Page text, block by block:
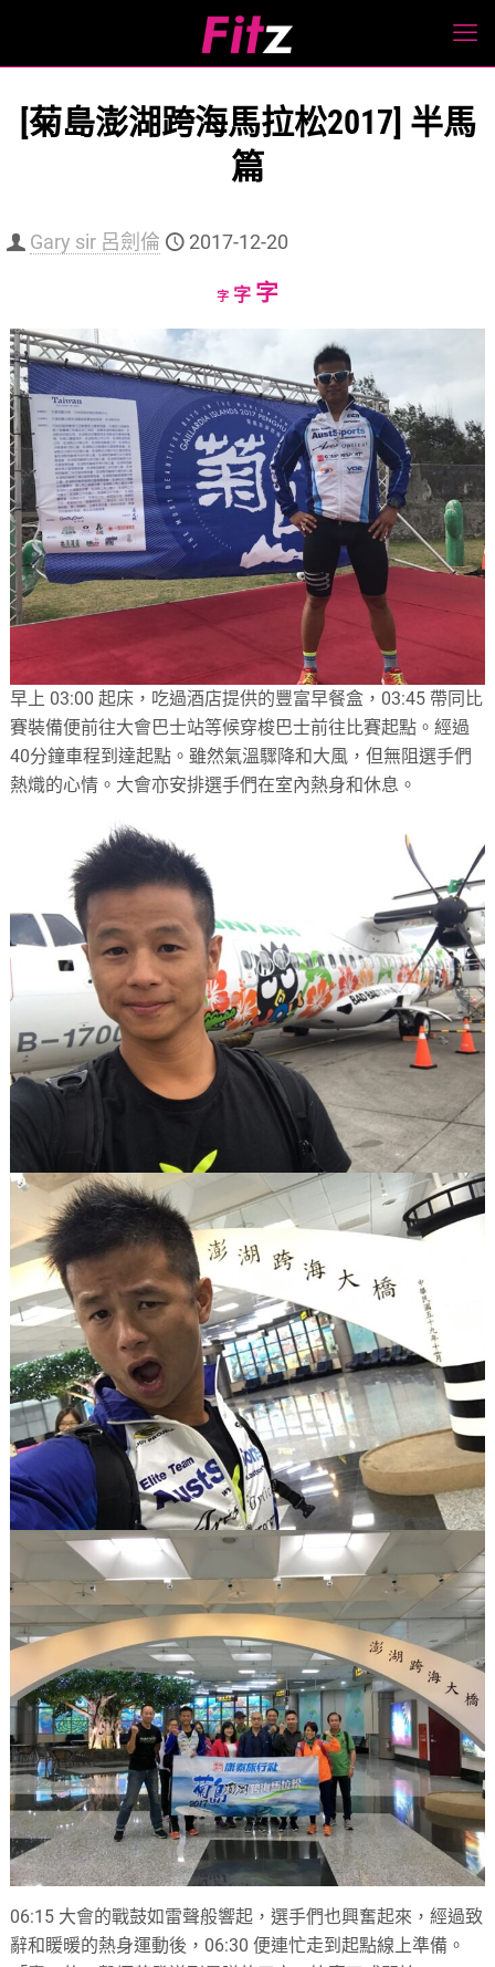
[菊島澎湖跨海馬拉松2017] 半馬
篇
Gary sir 呂劍倫 2017-12-20
字Decrease
字Reset
size.
字Increase
size.
早上 03:00 起床，吃過酒店提供的豐富早餐盒，03:45 帶同比
賽裝備便前往大會巴士站等候穿梭巴士前往比賽起點。經過
40分鐘車程到達起點。雖然氣溫驟降和大風，但無阻選手們
熱熾的心情。大會亦安排選手們在室內熱身和休息。
06:15 大會的戰鼓如雷聲般響起，選手們也興奮起來，經過致
辭和䁔暖的熱身運動後，06:30 便連忙走到起點線上準備。